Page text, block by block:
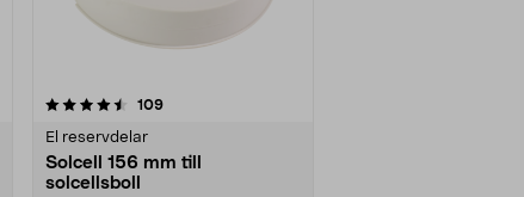
109recensioner
El reservdelar
Solcell 156 mm till
solcellsboll